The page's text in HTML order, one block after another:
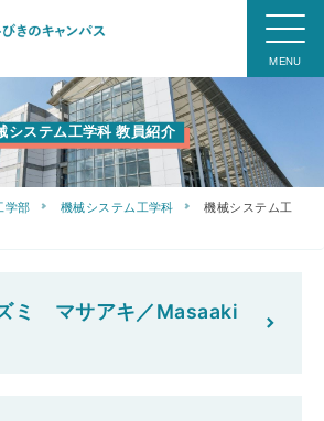
システム工学科 教員紹介
学部 機械システム工学科
機械システム工
ミ マサアキ／Masaaki